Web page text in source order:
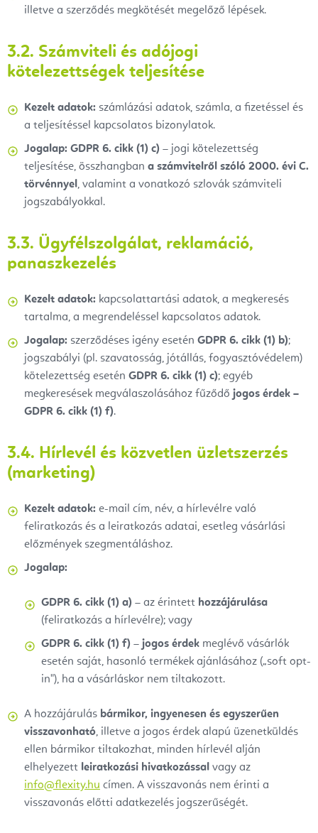
illetve a szerződés megkötését megelőző lépések.
3.2. Számviteli és adójogi
kötelezettségek teljesítése
Kezelt adatok: számlázási adatok, számla, a fizetéssel és
a teljesítéssel kapcsolatos bizonylatok.
Jogalap: GDPR 6. cikk (1) c) – jogi kötelezettség
teljesítése, összhangban a számvitelről szóló 2000. évi C.
törvénnyel, valamint a vonatkozó szlovák számviteli
jogszabályokkal.
3.3. Ügyfélszolgálat, reklamáció,
panaszkezelés
Kezelt adatok: kapcsolattartási adatok, a megkeresés
tartalma, a megrendeléssel kapcsolatos adatok.
Jogalap: szerződéses igény esetén GDPR 6. cikk (1) b);
jogszabályi (pl. szavatosság, jótállás, fogyasztóvédelem)
kötelezettség esetén GDPR 6. cikk (1) c); egyéb
megkeresések megválaszolásához fűződő jogos érdek –
GDPR 6. cikk (1) f).
3.4. Hírlevél és közvetlen üzletszerzés
(marketing)
Kezelt adatok: e-mail cím, név, a hírlevélre való
feliratkozás és a leiratkozás adatai, esetleg vásárlási
előzmények szegmentáláshoz.
Jogalap:
GDPR 6. cikk (1) a) – az érintett hozzájárulása
(feliratkozás a hírlevélre); vagy
GDPR 6. cikk (1) f) – jogos érdek meglévő vásárlók
esetén saját, hasonló termékek ajánlásához („soft opt-
in"), ha a vásárláskor nem tiltakozott.
A hozzájárulás bármikor, ingyenesen és egyszerűen
visszavonható, illetve a jogos érdek alapú üzenetküldés
ellen bármikor tiltakozhat, minden hírlevél alján
elhelyezett leiratkozási hivatkozással vagy az
info@flexity.hu címen. A visszavonás nem érinti a
visszavonás előtti adatkezelés jogszerűségét.